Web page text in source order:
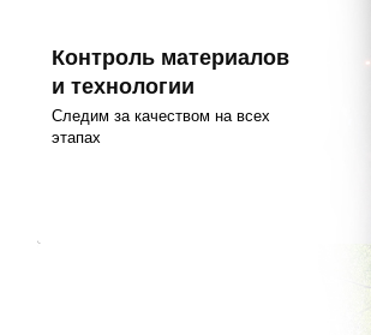
Контроль материалов
и технологии
Следим за качеством на всех
этапах